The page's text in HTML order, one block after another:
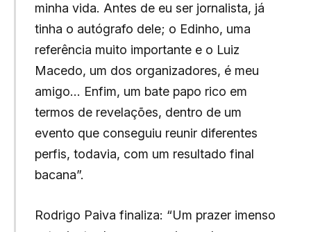
minha vida. Antes de eu ser jornalista, já
tinha o autógrafo dele; o Edinho, uma
referência muito importante e o Luiz
Macedo, um dos organizadores, é meu
amigo… Enfim, um bate papo rico em
termos de revelações, dentro de um
evento que conseguiu reunir diferentes
perfis, todavia, com um resultado final
bacana”.
Rodrigo Paiva finaliza: “Um prazer imenso